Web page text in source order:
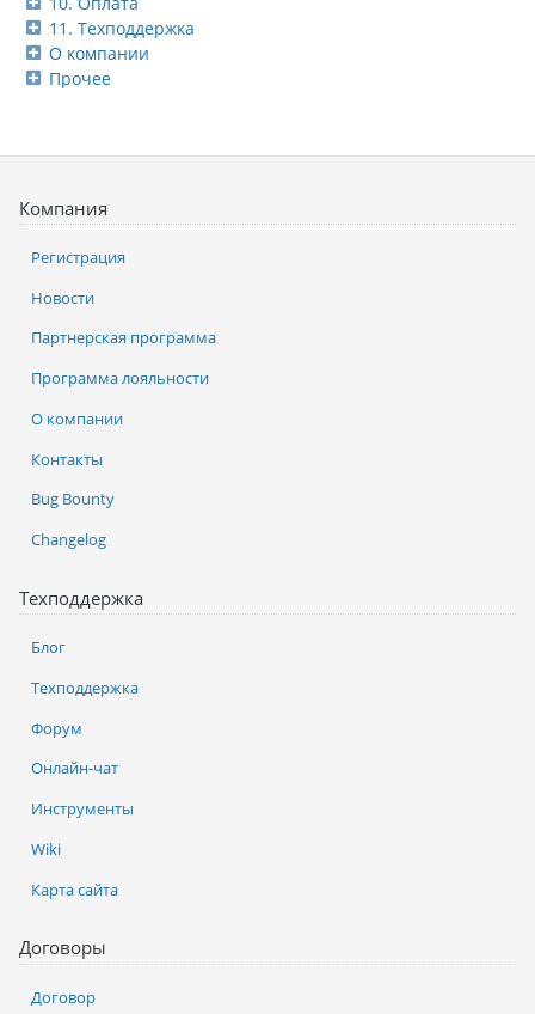
11. Техподдержка
О компании
Прочее
Компания
Регистрация
Новости
Партнерская программа
Программа лояльности
О компании
Контакты
Bug Bounty
Changelog
Техподдержка
Блог
Техподдержка
Форум
Онлайн-чат
Инструменты
Wiki
Карта сайта
Договоры
Договор